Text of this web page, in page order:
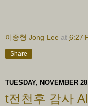
이종형 Jong Lee at 6:27
Share
TUESDAY, NOVEMBER
t전천후 감사